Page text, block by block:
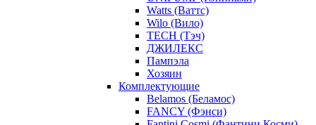
Watts (Ваттс)
Wilo (Вило)
TECH (Тэч)
ДЖИЛЕКС
Пампэла
Хозяин
Комплектующие
Belamos (Беламос)
FANCY (Фэнси)